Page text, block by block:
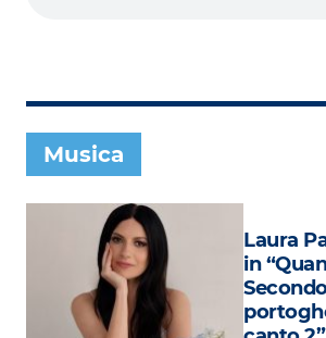
Foto
Speciali
Oroscopo
Radio Subasio Music
Musica
Laura
in